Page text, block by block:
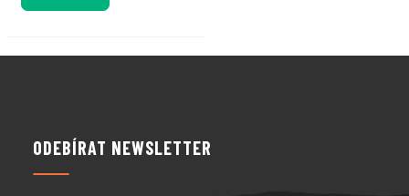
ODEBÍRAT NEWSLETTER